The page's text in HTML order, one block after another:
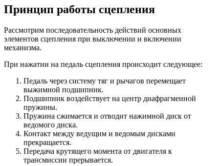
Принцип работы сцепления
Рассмотрим последовательность действий основных
элементов сцепления при выключении и включении
механизма.
При нажатии на педаль сцепления происходит следующее:
Педаль через систему тяг и рычагов перемещает
выжимной подшипник.
Подшипник воздействует на центр диафрагменной
пружины.
Пружина сжимается и отводит нажимной диск от
ведомого диска.
Контакт между ведущим и ведомым дисками
прекращается.
Передача крутящего момента от двигателя к
трансмиссии прерывается.